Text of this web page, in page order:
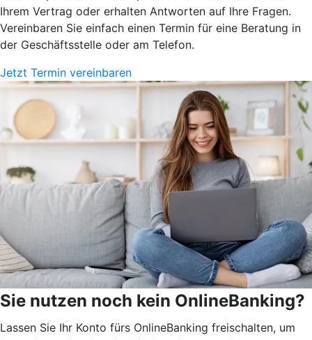
Ihrem Vertrag oder erhalten Antworten auf Ihre Fragen.
Vereinbaren Sie einfach einen Termin für eine Beratung in
der Geschäftsstelle oder am Telefon.
Jetzt Termin vereinbaren
Sie nutzen noch kein OnlineBanking?
Lassen Sie Ihr Konto fürs OnlineBanking freischalten, um